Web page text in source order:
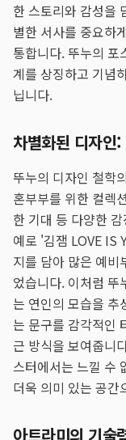
한 스토리와 감성을
별한 서사를 중요하
통합니다. 뚜누의 포
계를 상징하고 기념
닙니다.
차별화된 디자인
뚜누의 디자인 철학
혼부부를 위한 컬렉
한 기대 등 다양한
예로 '김잼 LOVE IS
지를 담아 많은 예비
었습니다. 이처럼 뚜
는 연인의 모습을 추
는 문구를 감각적인
근 방식을 보여줍니
스터에서는 느낄 수
더욱 의미 있는 공간
아트라미의 기술